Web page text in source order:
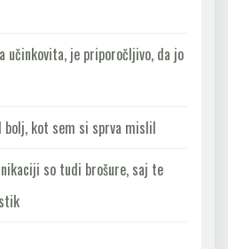
učinkovita, je priporočljivo, da jo
bolj, kot sem si sprva mislil
so tudi brošure, saj te